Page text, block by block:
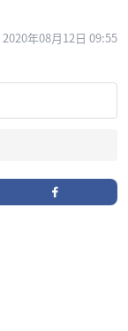
2020年08月12日 09:55